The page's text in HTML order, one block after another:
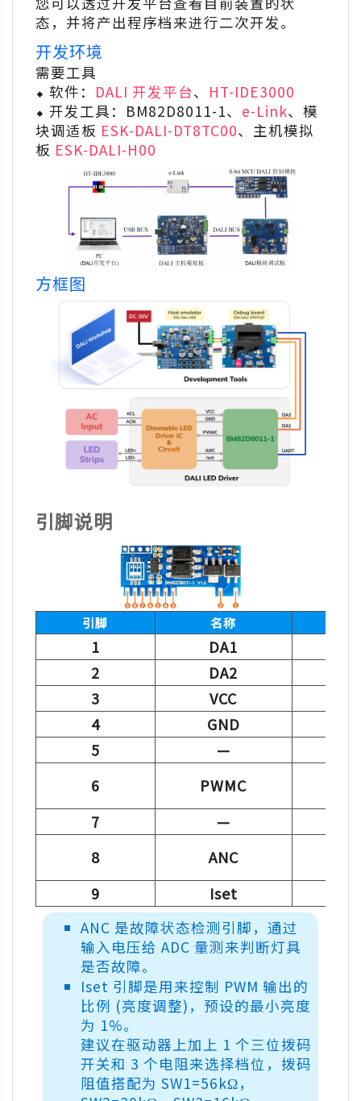
态，并将产出程序档来进行二次开发。
开发环境
需要工具
⬥ 软件： DALI 开发平台、 HT-IDE3000
⬥ 开发工具：BM82D8011-1、 e-Link、模
块调适板 ESK-DALI-DT8TC00、主机模拟
板 ESK-DALI-H00
方框图
引脚说明
引脚 名称
1
DA1
2
DA2
3
VCC
4
GND
5
—
6
PWMC
7
—
8
ANC
9
Iset
ANC 是故障状态检测引脚，通过
输入电压给 ADC 量测来判断灯具
是否故障。
Iset 引脚是用来控制 PWM 输出的
比例 (亮度调整)，预设的最小亮度
为 1%。
建议在驱动器上加上 1 个三位拨码
开关和 3 个电阻来选择档位，拨码
阻值搭配为 SW1=56kΩ，